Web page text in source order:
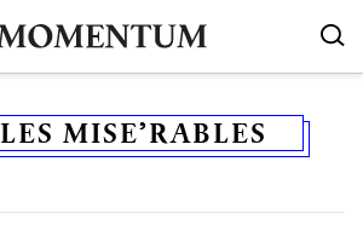
LES MISE’RABLES